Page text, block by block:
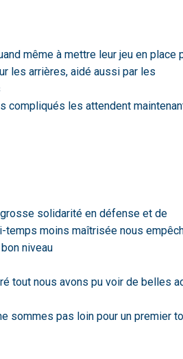
même à mettre leur jeu en place
les arrières, aidé aussi par les
compliqués les attendent
solidarité en défense et de
temps moins maîtrisée nous
niveau
tout nous avons pu voir de belles
sommes pas loin pour un premier